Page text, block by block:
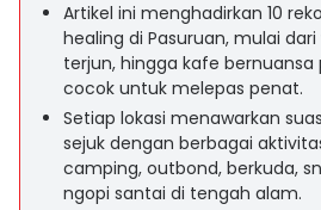
Artikel ini menghadirkan 10
healing di Pasuruan, mulai
terjun, hingga kafe
cocok untuk melepas penat.
Setiap lokasi menawarkan
sejuk dengan berbagai
camping, outbond, berkuda,
ngopi santai di tengah alam.